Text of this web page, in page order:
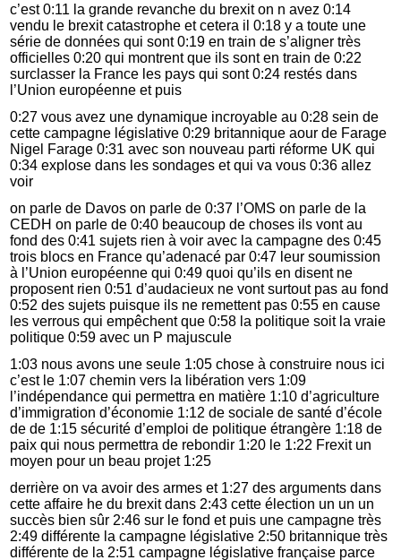
c’est 0:11 la grande revanche du brexit on n avez 0:14
vendu le brexit catastrophe et cetera il 0:18 y a toute une
série de données qui sont 0:19 en train de s’aligner très
officielles 0:20 qui montrent que ils sont en train de 0:22
surclasser la France les pays qui sont 0:24 restés dans
l’Union européenne et puis
0:27 vous avez une dynamique incroyable au 0:28 sein de
cette campagne législative 0:29 britannique aour de Farage
Nigel Farage 0:31 avec son nouveau parti réforme UK qui
0:34 explose dans les sondages et qui va vous 0:36 allez
voir
on parle de Davos on parle de 0:37 l’OMS on parle de la
CEDH on parle de 0:40 beaucoup de choses ils vont au
fond des 0:41 sujets rien à voir avec la campagne des 0:45
trois blocs en France qu’adenacé par 0:47 leur soumission
à l’Union européenne qui 0:49 quoi qu’ils en disent ne
proposent rien 0:51 d’audacieux ne vont surtout pas au fond
0:52 des sujets puisque ils ne remettent pas 0:55 en cause
les verrous qui empêchent que 0:58 la politique soit la vraie
politique 0:59 avec un P majuscule
1:03 nous avons une seule 1:05 chose à construire nous ici
c’est le 1:07 chemin vers la libération vers 1:09
l’indépendance qui permettra en matière 1:10 d’agriculture
d’immigration d’économie 1:12 de sociale de santé d’école
de de 1:15 sécurité d’emploi de politique étrangère 1:18 de
paix qui nous permettra de rebondir 1:20 le 1:22 Frexit un
moyen pour un beau projet 1:25
derrière on va avoir des armes et 1:27 des arguments dans
cette affaire he du brexit dans 2:43 cette élection un un un
succès bien sûr 2:46 sur le fond et puis une campagne très
2:49 différente la campagne législative 2:50 britannique très
différente de la 2:51 campagne législative française parce